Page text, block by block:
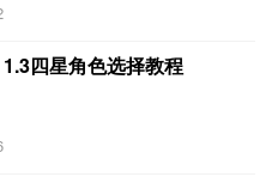
1.3四星角色选择教程